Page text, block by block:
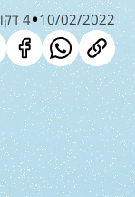
10/02/2022 4 דקות